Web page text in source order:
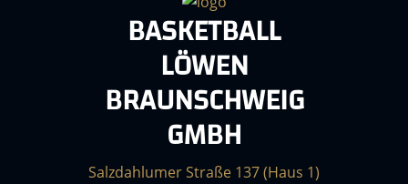
BASKETBALL
LÖWEN
BRAUNSCHWEIG
GMBH
Salzdahlumer Straße 137 (Haus 1)